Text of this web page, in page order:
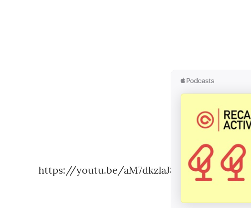
https://youtu.be/aM7dkzlaJ8g